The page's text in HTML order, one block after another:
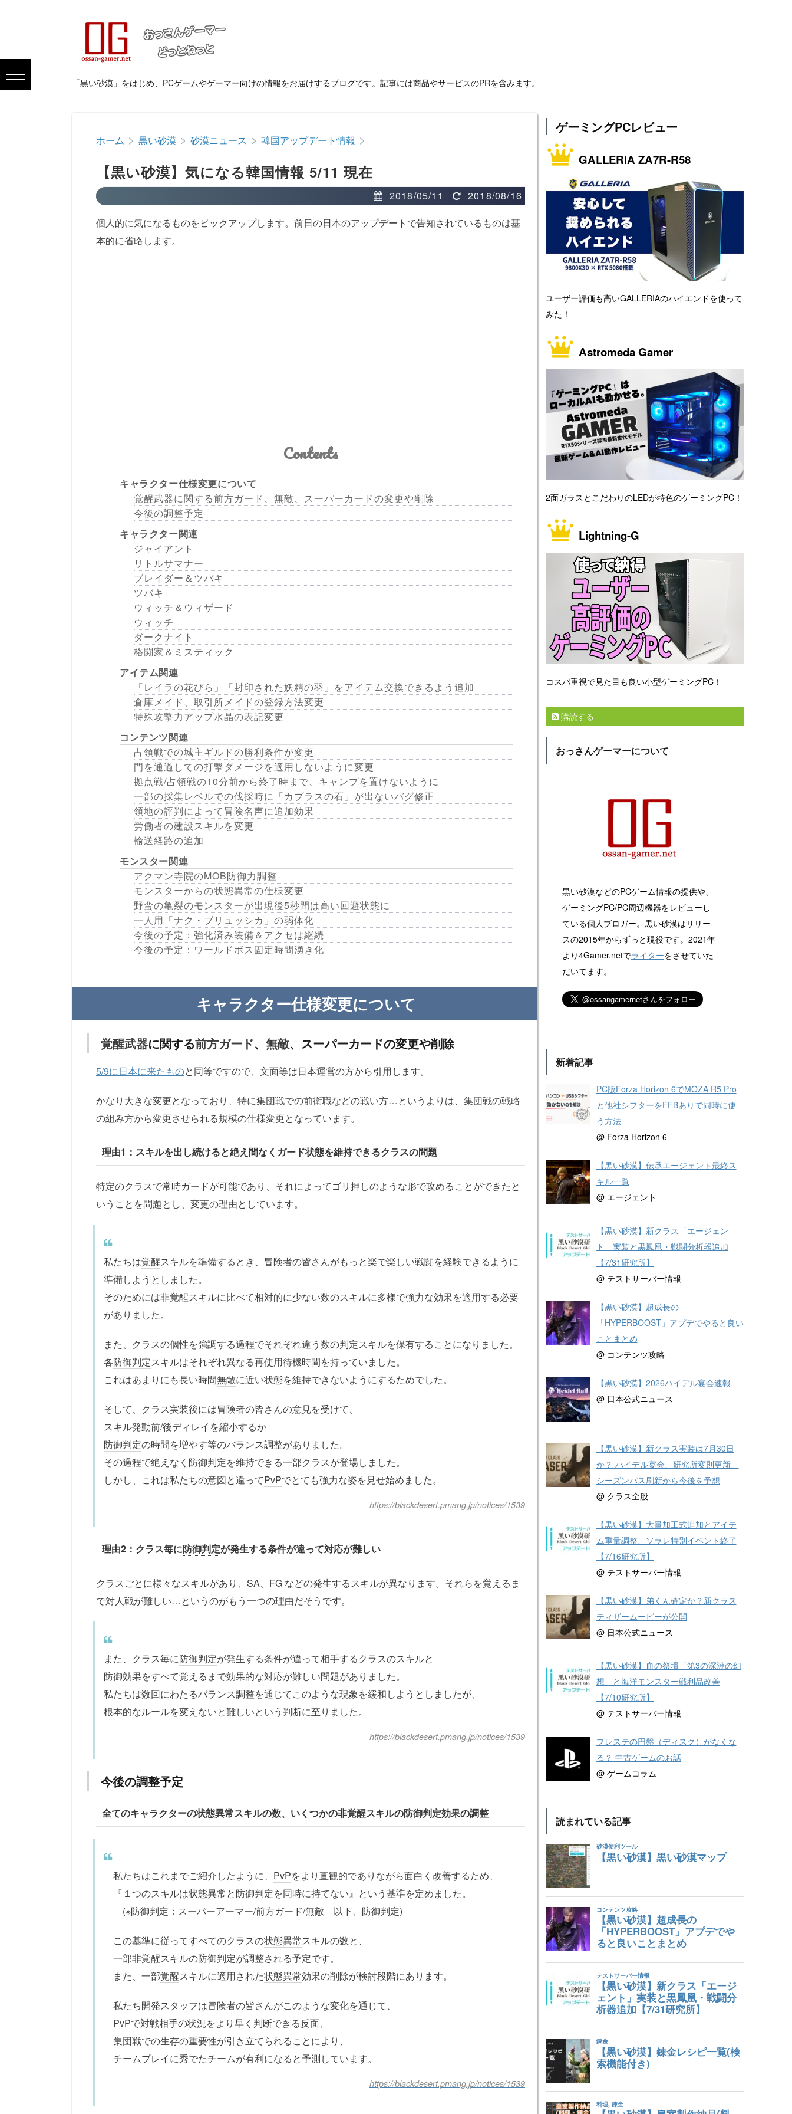
「黒い砂漠」をはじめ、PCゲームやゲーマー向けの情報をお届けするブログです。記事には商品やサービスのPRを含みます。
ホーム > 黒い砂漠 > 砂漠ニュース > 韓国アップデート情報 >
【黒い砂漠】気になる韓国情報 5/11 現在
2018/05/11
2018/08/16
個人的に気になるものをピックアップします。前日の日本のアップデートで告知されているものは基
本的に省略します。
Contents
キャラクター仕様変更について
覚醒武器に関する前方ガード、無敵、スーパーカードの変更や削除
今後の調整予定
キャラクター関連
ジャイアント
リトルサマナー
ブレイダー＆ツバキ
ツバキ
ウィッチ＆ウィザード
ウィッチ
ダークナイト
格闘家＆ミスティック
アイテム関連
「レイラの花びら」「封印された妖精の羽」をアイテム交換できるよう追加
倉庫メイド、取引所メイドの登録方法変更
特殊攻撃力アップ水晶の表記変更
コンテンツ関連
占領戦での城主ギルドの勝利条件が変更
門を通過しての打撃ダメージを適用しないように変更
拠点戦/占領戦の10分前から終了時まで、キャンプを置けないように
一部の採集レベルでの伐採時に「カプラスの石」が出ないバグ修正
領地の評判によって冒険名声に追加効果
労働者の建設スキルを変更
輸送経路の追加
モンスター関連
アクマン寺院のMOB防御力調整
モンスターからの状態異常の仕様変更
野蛮の亀裂のモンスターが出現後5秒間は高い回避状態に
一人用「ナク・ブリュッシカ」の弱体化
今後の予定：強化済み装備＆アクセは継続
今後の予定：ワールドボス固定時間湧き化
キャラクター仕様変更について
覚醒武器に関する前方ガード、 無敵、スーパーカードの変更や削除
5/9に日本に来たものと同等ですので、文面等は日本運営の方から引用します。
かなり大きな変更となっており、特に集団戦での前衛職などの戦い方…というよりは、集団戦の戦略
の組み方から変更させられる規模の仕様変更となっています。
理由1：スキルを出し続けると絶え間なくガード状態を維持できるクラスの問題
特定のクラスで常時ガードが可能であり、それによってゴリ押しのような形で攻めることができたと
いうことを問題とし、変更の理由としています。
私たちは覚醒スキルを準備するとき、冒険者の皆さんがもっと楽で楽しい戦闘を経験できるように
準備しようとしました。
そのためには非覚醒スキルに比べて相対的に少ない数のスキルに多様で強力な効果を適用する必要
がありました。
また、クラスの個性を強調する過程でそれぞれ違う数の判定スキルを保有することになりました。
各防御判定スキルはそれぞれ異なる再使用待機時間を持っていました。
これはあまりにも長い時間無敵に近い状態を維持できないようにするためでした。
そして、クラス実装後には冒険者の皆さんの意見を受けて、
スキル発動前/後ディレイを縮小するか
防御判定の時間を増やす等のバランス調整がありました。
その過程で絶えなく 防御判定を維持できる一部クラスが登場しました。
しかし、これは私たちの意図と違ってPvPでとても強力な姿を見せ始めました。
https://blackdesert.pmang.jp/notices/1539
理由2：クラス毎に防御判定が発生する条件が違って対応が難しい
クラスごとに様々なスキルがあり、 SA、 FG などの発生するスキルが異なります。それらを覚えるま
で対人戦が難しい…というのがもう一つの理由だそうです。
また、クラス毎に防御判定が発生する条件が違って相手するクラスのスキルと
防御効果をすべて覚えるまで効果的な対応が難しい問題がありました。
私たちは数回にわたるバランス調整を通じてこのような現象を緩和しようとしましたが、
根本的なルールを変えないと難しいという判断に至りました。
https://blackdesert.pmang.jp/notices/1539
今後の調整予定
全てのキャラクターの状態異常スキルの数、いくつかの非覚醒スキルの防御判定効果の調整
私たちはこれまでご紹介したように、 PvPをより直観的でありながら面白く改善するため、
『１つのスキルは状態異常と防御判定を同時に持てない』という基準を定めました。
(※防御判定 ： スーパーアーマー/前方ガード/無敵 以下、 防御判定)
この基準に従ってすべてのクラスの状態異常スキルの数と、
一部非覚醒スキルの防御判定が調整される予定です。
また、一部覚醒スキルに適用された状態異常効果の削除が検討段階にあります。
私たち開発スタッフは冒険者の皆さんがこのような変化を通じて、
PvPで対戦相手の状況をより早く判断できる反面、
集団戦での生存の重要性が引き立てられることにより、
チームプレイに秀でたチームが有利になると予測しています。
https://blackdesert.pmang.jp/notices/1539
ゲーミングPCレビュー
GALLERIA ZA7R-R58
ユーザー評価も高いGALLERIAのハイエンドを使って
みた！
Astromeda Gamer
2面ガラスとこだわりのLEDが特色のゲーミングPC！
Lightning-G
コスパ重視で見た目も良い小型ゲーミングPC！
購読する
おっさんゲーマーについて
黒い砂漠などのPCゲーム情報の提供や、
ゲーミングPC/PC周辺機器をレビューし
ている個人ブロガー。黒い砂漠はリリー
スの2015年からずっと現役です。2021年
より4Gamer.netでライターをさせていた
だいてます。
新着記事
PC版Forza Horizon 6でMOZA R5 Pro
と他社シフターをFFBありで同時に使
う方法
@ Forza Horizon 6
【黒い砂漠】伝承エージェント最終ス
キル一覧
@ エージェント
【黒い砂漠】新クラス「エージェン
ト」実装と黒鳳凰・戦闘分析器追加
【7/31研究所】
@ テストサーバー情報
【黒い砂漠】超成長の
「HYPERBOOST」アプデでやると良い
ことまとめ
@ コンテンツ攻略
【黒い砂漠】2026ハイデル宴会速報
@ 日本公式ニュース
【黒い砂漠】新クラス実装は7月30日
か？ ハイデル宴会、研究所変則更新、
シーズンパス刷新から今後を予想
@ クラス全般
【黒い砂漠】大量加工式追加とアイテ
ム重量調整、ソラレ特別イベント終了
【7/16研究所】
@ テストサーバー情報
【黒い砂漠】弟くん確定か？新クラス
ティザームービーが公開
@ 日本公式ニュース
【黒い砂漠】血の祭壇「第3の深淵の幻
想」と海洋モンスター戦利品改善
【7/10研究所】
@ テストサーバー情報
プレステの円盤（ディスク）がなくな
る？ 中古ゲームのお話
@ ゲームコラム
読まれている記事